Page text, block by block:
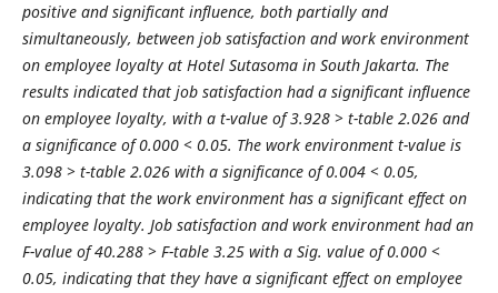
positive and significant influence, both partially and
simultaneously, between job satisfaction and work environment
on employee loyalty at Hotel Sutasoma in South Jakarta. The
results indicated that job satisfaction had a significant influence
on employee loyalty, with a t-value of 3.928 > t-table 2.026 and
a significance of 0.000 < 0.05. The work environment t-value is
3.098 > t-table 2.026 with a significance of 0.004 < 0.05,
indicating that the work environment has a significant effect on
employee loyalty. Job satisfaction and work environment had an
F-value of 40.288 > F-table 3.25 with a Sig. value of 0.000 <
0.05, indicating that they have a significant effect on employee